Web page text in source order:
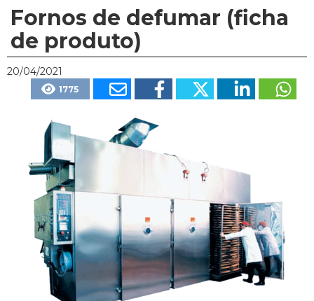
Fornos de defumar (ficha
de produto)
20/04/2021
1775